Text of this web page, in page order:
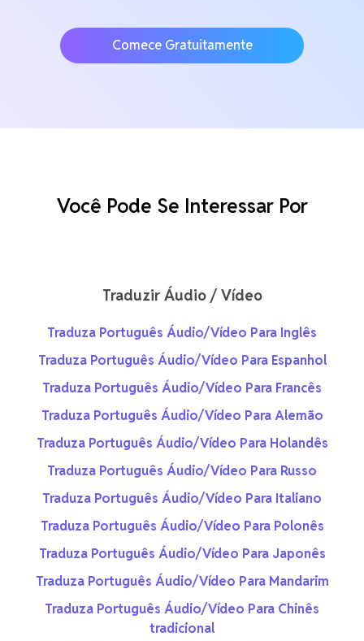
Comece Gratuitamente
Você Pode Se Interessar Por
Traduzir Áudio / Vídeo
Traduza Português Áudio/Vídeo Para Inglês
Traduza Português Áudio/Vídeo Para Espanhol
Traduza Português Áudio/Vídeo Para Francês
Traduza Português Áudio/Vídeo Para Alemão
Traduza Português Áudio/Vídeo Para Holandês
Traduza Português Áudio/Vídeo Para Russo
Traduza Português Áudio/Vídeo Para Italiano
Traduza Português Áudio/Vídeo Para Polonês
Traduza Português Áudio/Vídeo Para Japonês
Traduza Português Áudio/Vídeo Para Mandarim
Traduza Português Áudio/Vídeo Para Chinês
tradicional